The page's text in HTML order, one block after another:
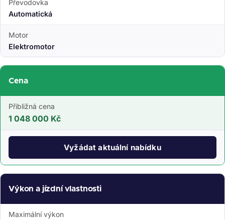
Převodovka
Automatická
Motor
Elektromotor
Cena
Přibližná cena
1 048 000 Kč
Vyžádat aktuální nabídku
Výkon a jízdní vlastnosti
Maximální výkon